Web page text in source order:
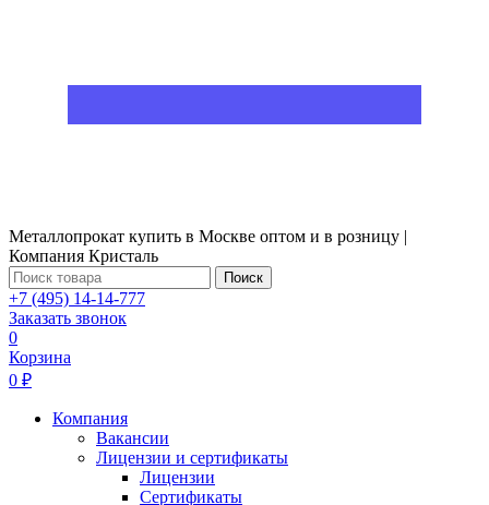
Металлопрокат купить в Москве оптом и в розницу |
Компания Кристаль
Поиск
+7 (495) 14-14-777
Заказать звонок
0
Корзина
0 ₽
Компания
Вакансии
Лицензии и сертификаты
Лицензии
Сертификаты